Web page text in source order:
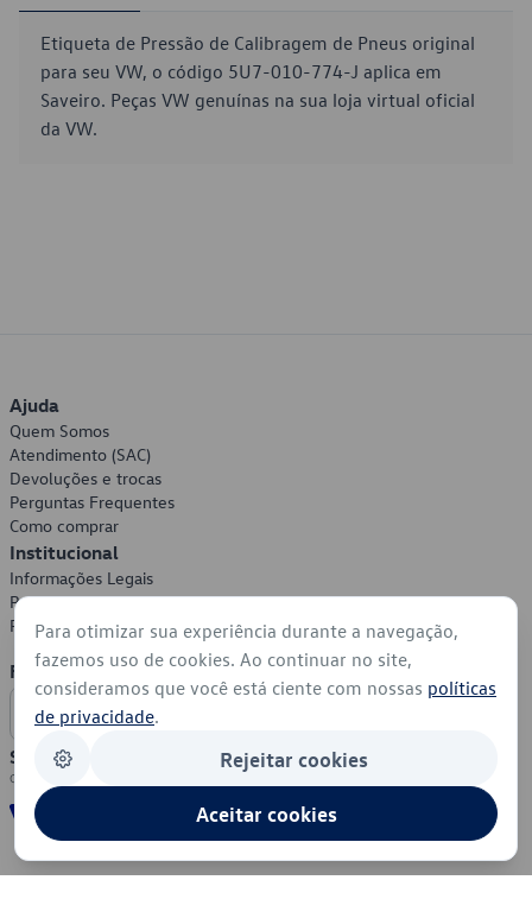
Etiqueta de Pressão de Calibragem de Pneus original
para seu VW, o código 5U7-010-774-J aplica em
Saveiro. Peças VW genuínas na sua loja virtual oficial
da VW.
Ajuda
Quem Somos
Atendimento (SAC)
Devoluções e trocas
Perguntas Frequentes
Como comprar
Institucional
Informações Legais
Política de Privacidade
Política de Cookies
Formas de Pagamento
Segurança
Para otimizar sua experiência durante a navegação,
fazemos uso de cookies. Ao continuar no site,
consideramos que você está ciente com nossas políticas
de privacidade.
Rejeitar cookies
Aceitar cookies